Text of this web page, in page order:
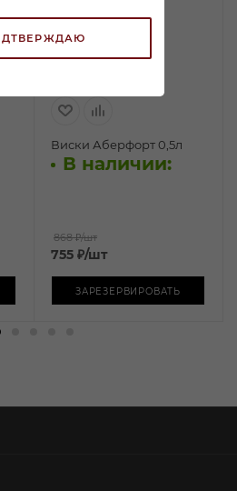
Виски Аберфорт 0,5л
В наличии:
868 ₽/шт
755 ₽/шт
ЗАРЕЗЕРВИРОВАТЬ